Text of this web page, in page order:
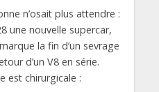
n’osait plus attendre :
une nouvelle supercar,
la fin d’un sevrage
d’un V8 en série.
est chirurgicale :